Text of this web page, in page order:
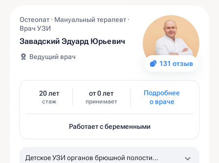
131 отзыв
Остеопат · Мануальный терапевт ·
Врач УЗИ
Завадский Эдуард Юрьевич
Ведущий врач
20 лет
стаж
от 0 лет
принимает
Подробнее
о враче
Работает с беременными
Детское УЗИ органов брюшной полости